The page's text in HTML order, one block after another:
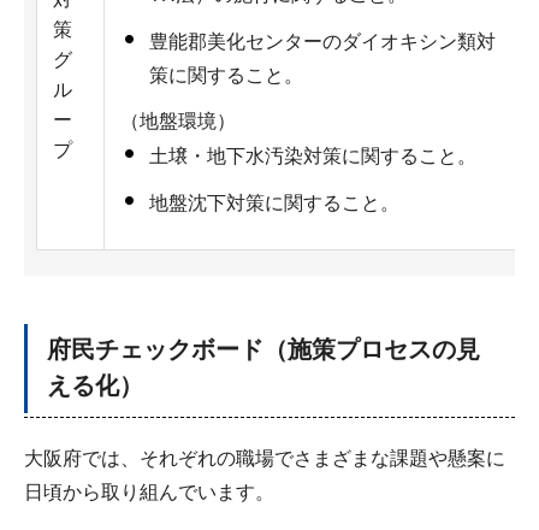
策
グ
ル
ー
プ
豊能郡美化センターのダイオキシン類対
策に関すること。
（地盤環境）
土壌・地下水汚染対策に関すること。
地盤沈下対策に関すること。
府民チェックボード（施策プロセスの見
える化）
大阪府では、それぞれの職場でさまざまな課題や懸案に
日頃から取り組んでいます。